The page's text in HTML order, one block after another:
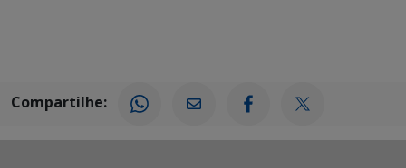
Compartilhe: